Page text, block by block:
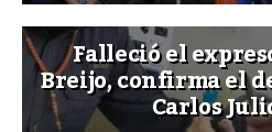
Falleció el
Breijo, confirma el
Carlos